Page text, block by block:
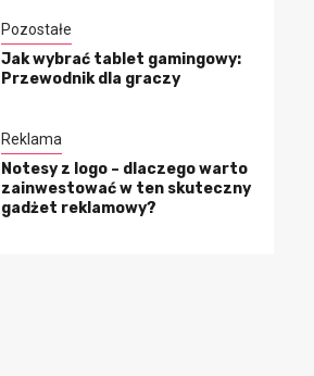
Pozostałe
Jak wybrać tablet gamingowy:
Przewodnik dla graczy
Reklama
Notesy z logo – dlaczego warto
zainwestować w ten skuteczny
gadżet reklamowy?